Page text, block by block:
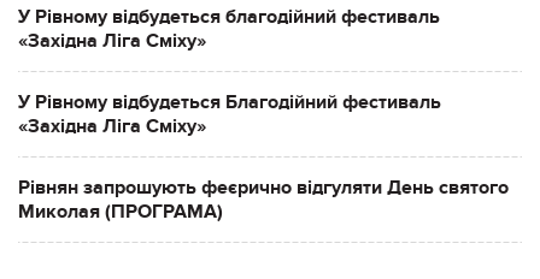
У Рівному відбудеться благодійний фестиваль
«Західна Ліга Сміху»
У Рівному відбудеться Благодійний фестиваль
«Західна Ліга Сміху»
Рівнян запрошують феєрично відгуляти День святого
Миколая (ПРОГРАМА)